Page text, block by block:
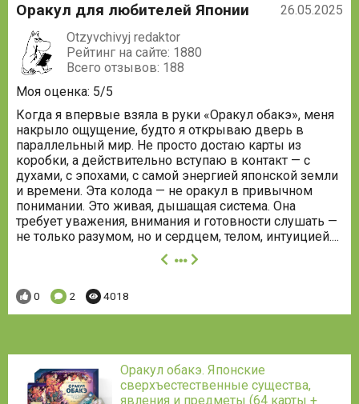
5
Оракул для любителей Японии
26.05.2025
Otzyvchivyj redaktor
Рейтинг на сайте: 1880
Всего отзывов: 188
Моя оценка: 5/5
Когда я впервые взяла в руки «Оракул обакэ», меня
накрыло ощущение, будто я открываю дверь в
параллельный мир. Не просто достаю карты из
коробки, а действительно вступаю в контакт — с
духами, с эпохами, с самой энергией японской земли
и времени. Эта колода — не оракул в привычном
понимании. Это живая, дышащая система. Она
требует уважения, внимания и готовности слушать —
не только разумом, но и сердцем, телом, интуицией....
далее
Понравилось:
0 Комментариев:
2 Просмотров:
4018
Оракул обакэ. Японские
сверхъестественные существа,
явления и предметы (64 карты +